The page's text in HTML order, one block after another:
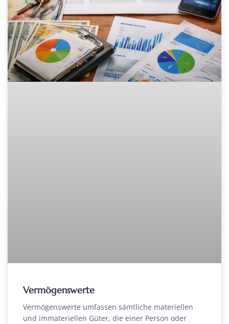
Vermögenswerte
Vermögenswerte umfassen sämtliche materiellen
und immateriellen Güter, die einer Person oder